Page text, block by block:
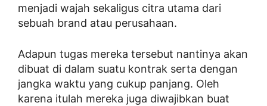
menjadi wajah sekaligus citra utama dari
sebuah brand atau perusahaan.
Adapun tugas mereka tersebut nantinya akan
dibuat di dalam suatu kontrak serta dengan
jangka waktu yang cukup panjang. Oleh
karena itulah mereka juga diwajibkan buat